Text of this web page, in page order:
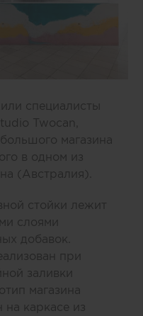
специалисты
Twocan,
магазина
в одном из
(Австралия).
стойки лежит
слоями
добавок.
при
заливки
магазина
каркасе из